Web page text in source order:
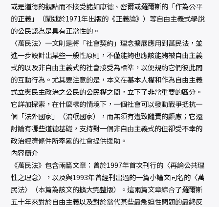
或是道德的觀點而不接受諸如康德、密爾或羅爾斯的「作為公平
的正義」（闡述於1971年出版的《正義論》）等自由主義式學說
的公民認為是具有正當性的。
〈萬民法〉一文則是將「社會契約」理念擴展應用到萬民法，並
進一步設計出某些一般性原則，不僅能夠也應該能夠被自由主義
式的以及非自由主義式的社會接受為標準，以便規約它們彼此間
的互動行為。尤其要注意的是，本文在基本人權和作為自由主義
式立憲民主政治之公民的公民權之間，立下了非常重要的區分。
它詳加探索，在什麼樣的情境下，一個社會可以發動戰爭抵抗一
個「法外國家」（流氓國家），而無須有遭致譴責的顧慮；它還
討論有哪些道德基礎，支持對一個非自由主義式的但卻受不幸的
政治經濟條件所牽累的社會提供援助。
內容簡介
《萬民法》包含兩篇文章：曾於1997年首次刊行的〈再論公共理
性之理念〉，以及與1993年曾經刊出過的一篇小論文同名的〈萬
民法〉（本篇為該文的擴大完整版）。這兩篇文章綜合了羅爾斯
五十年來對於自由主義以及對於當代某些最急迫性問題的最終反